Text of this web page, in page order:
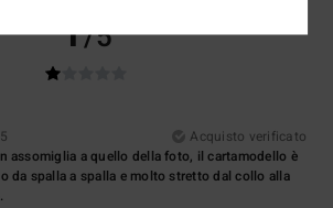
1/5
Acquisto verificato
assomiglia a quello della foto, il cartamodello è
da spalla a spalla e molto stretto dal collo alla